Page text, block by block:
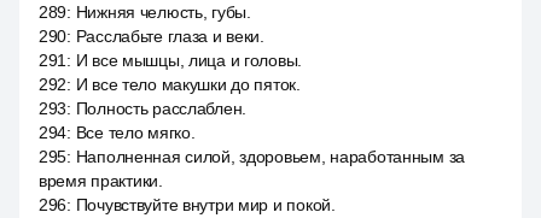
289: Нижняя челюсть, губы.
290: Расслабьте глаза и веки.
291 : И все мышцы, лица и головы.
292: И все тело макушки до пяток.
293: Полность расслаблен.
294: Все тело мягко.
295: Наполненная силой, здоровьем, наработанным за
время практики.
296: Почувствуйте внутри мир и покой.